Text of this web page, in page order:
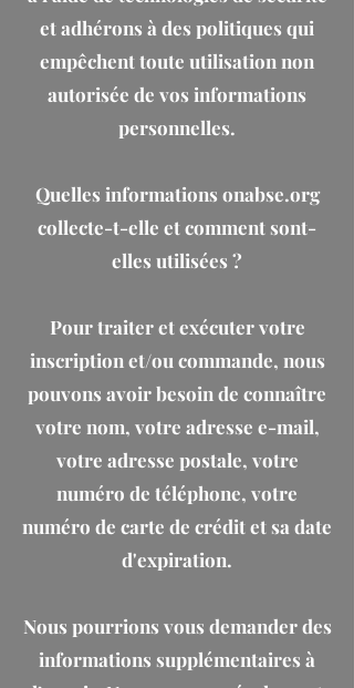
et adhérons à des politiques qui
empêchent toute utilisation non
autorisée de vos informations
personnelles.
Quelles informations onabse.org
collecte-t-elle et comment sont-
elles utilisées ?
Pour traiter et exécuter votre
inscription et/ou commande, nous
pouvons avoir besoin de connaître
votre nom, votre adresse e-mail,
votre adresse postale, votre
numéro de téléphone, votre
numéro de carte de crédit et sa date
d'expiration.
Nous pourrions vous demander des
informations supplémentaires à